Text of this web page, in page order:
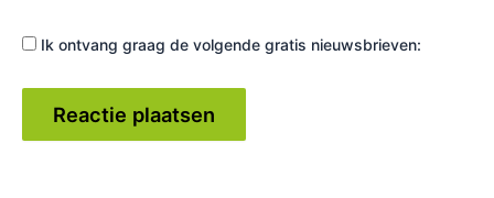
Ik ontvang graag de volgende gratis nieuwsbrieven: